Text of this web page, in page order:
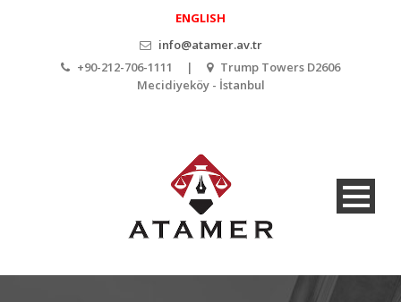
ENGLISH
info@atamer.av.tr
+90-212-706-1111 |
Trump Towers D2606
Mecidiyeköy - İstanbul